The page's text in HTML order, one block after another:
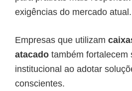
exigências do mercado atual.
Empresas que utilizam
atacado também fortalecem
institucional ao adotar
conscientes.